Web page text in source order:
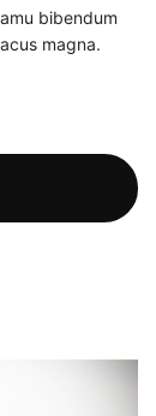
bibendum
magna.